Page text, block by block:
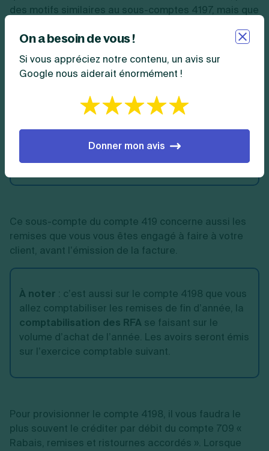
des motifs similaires au sous-comptes 4197, mais que
fin d’exercice comptable, pour constater des avoirs
que vous n’émettrez que sur l’exercice suivant.
un client retourne 500 € de
marchandises en fin d'année. Vous allez donc
provisionner cet avoir au compte 4198 même si le
document ne sera effectivement émis qu'en
janvier suivant.
Ce sous-compte du compte 419 concerne aussi les
remises que vous vous êtes engagé à faire à votre
client, avant l’émission de la facture.
À noter : c’est aussi sur le compte 4198 que vous
allez comptabiliser les remises de fin d’année, la
comptabilisation des RFA se faisant sur le
volume d’achat de l’année. Les avoirs seront émis
sur l’exercice comptable suivant.
Pour provisionner le compte 4198, il vous faudra le
plus souvent le créditer par débit du compte 709 «
Rabais, remises et ristournes accordés ». Lorsque
On a besoin de vous !
Si vous appréciez notre contenu, un avis sur
Google nous aiderait énormément !
Donner mon avis